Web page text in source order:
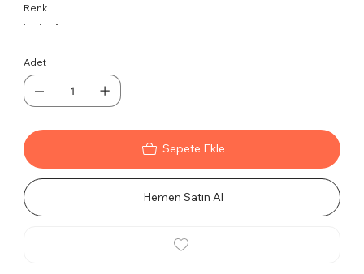
Renk
Adet
Sepete Ekle
Hemen Satın Al